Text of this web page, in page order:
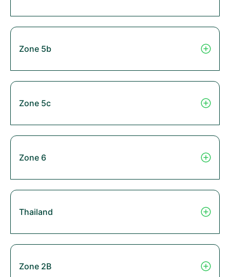
Zone 5b
Zone 5c
Zone 6
Thailand
Zone 2B